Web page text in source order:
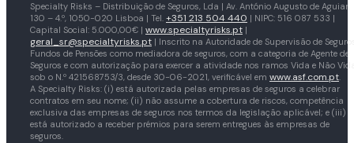
Specialty Risks – Distribuição de Seguros, Lda | Av. António Augusto de Aguiar,
130 – 4.º, 1050-020 Lisboa | Tel. +351 213 504 440 | NIPC: 516 087 533 |
Capital Social: 5.000,00€ | www.specialtyrisks.pt |
geral_sr@specialtyrisks.pt | Inscrito na Autoridade de Supervisão de
Fundos de Pensões como mediadora de seguros, com a categoria de Agente de
Seguros e com autorização para exercer a atividade nos ramos Vida e Não
sob o N.º 421568753/3, desde 30-06-2021, verificável em www.asf.com.pt.
A Specialty Risks: (i) está autorizada pelas empresas de seguros a celebrar
contratos em seu nome; (ii) não assume a cobertura de riscos, competência
exclusiva das empresas de seguros nos termos da legislação aplicável; e (iii)
está autorizado a receber prémios para serem entregues às empresas de
seguros.